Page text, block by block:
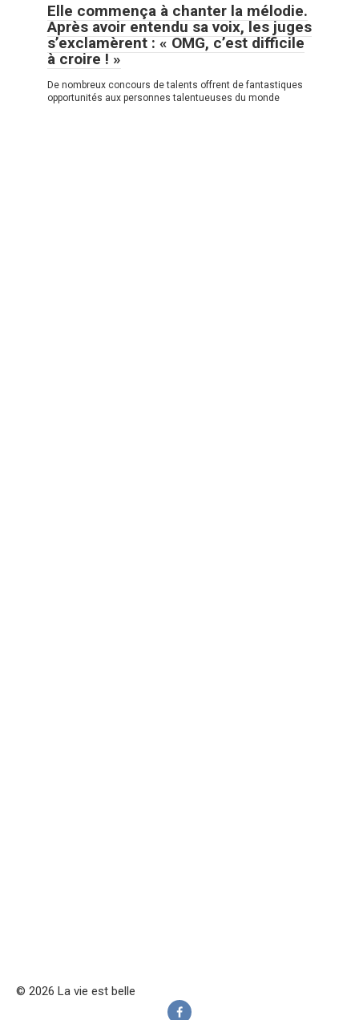
Elle commença à chanter la mélodie.
Après avoir entendu sa voix, les juges
s’exclamèrent : « OMG, c’est difficile
à croire ! »
De nombreux concours de talents offrent de fantastiques
opportunités aux personnes talentueuses du monde
© 2026 La vie est belle